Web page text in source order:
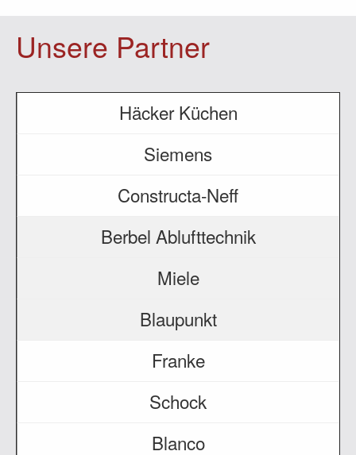
Unsere Partner
Häcker Küchen
Siemens
Constructa-Neff
Berbel Ablufttechnik
Miele
Blaupunkt
Franke
Schock
Blanco